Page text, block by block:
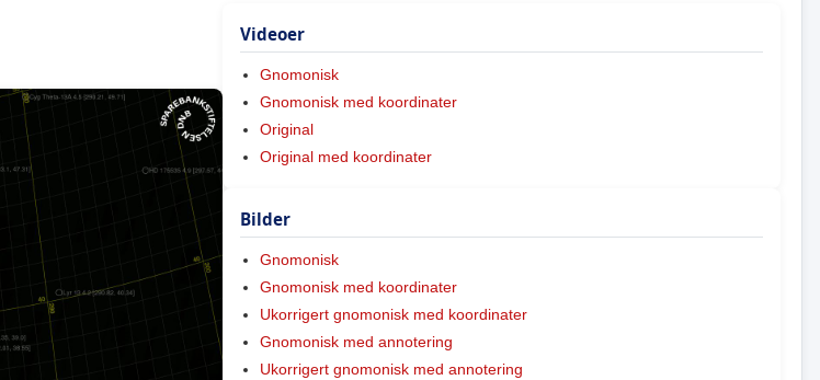
Videoer
Gnomonisk
Gnomonisk med koordinater
Original
Original med koordinater
Bilder
Gnomonisk
Gnomonisk med koordinater
Ukorrigert gnomonisk med koordinater
Gnomonisk med annotering
Ukorrigert gnomonisk med annotering